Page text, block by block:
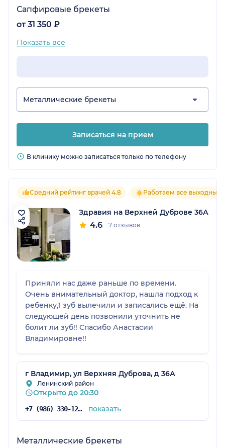
Сапфировые брекеты
от 31 350 ₽
Показать все
Металлические брекеты
Записаться на прием
В клинику можно записаться только по телефону
Средний рейтинг врачей 4.8 Работаем все выходные
Здравия на Верхней Дуброве 36А
4.6 7 отзывов
Приняли нас даже раньше по времени.
Очень внимательный доктор, нашла подход к
ребенку,1 зуб вылечили и записались ещё. На
следующей день позвонили уточнить не
болит ли зуб!! Спасибо Анастасии
Владимировне!!
г Владимир, ул Верхняя Дуброва, д 36А
Ленинский район
Открыто до 20:30
+7 (986) 330-12-94 показать
Металлические брекеты